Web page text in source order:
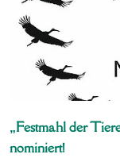
„Festmahl der
nominiert!